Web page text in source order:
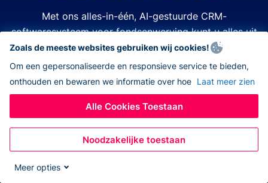
Met ons alles-in-één, AI-gestuurde CRM-
softwaresysteem voor fondsenwerving kunt u alles uit
de kast halen.
Tijd is kostbaar. Middelen zijn beperkt. Het laatste wat
u wilt doen is een van beide verspillen. Donorbox
nonprofit CRM-software vereenvoudigt en verbetert
elk aspect van fondsenwerving, zodat u alles kunt
doen – allemaal op hetzelfde platform. Nooit meer
wisselen tussen verschillende apps, navigeren naar
Zoals de meeste websites gebruiken wij cookies!
Om een gepersonaliseerde en responsieve service te bieden,
onthouden en bewaren we informatie over hoe Laat meer zien
Alle Cookies Toestaan
Noodzakelijke toestaan
Meer opties